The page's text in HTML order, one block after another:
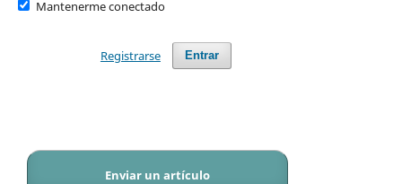
Mantenerme conectado
Entrar
Registrarse
Enviar un artículo